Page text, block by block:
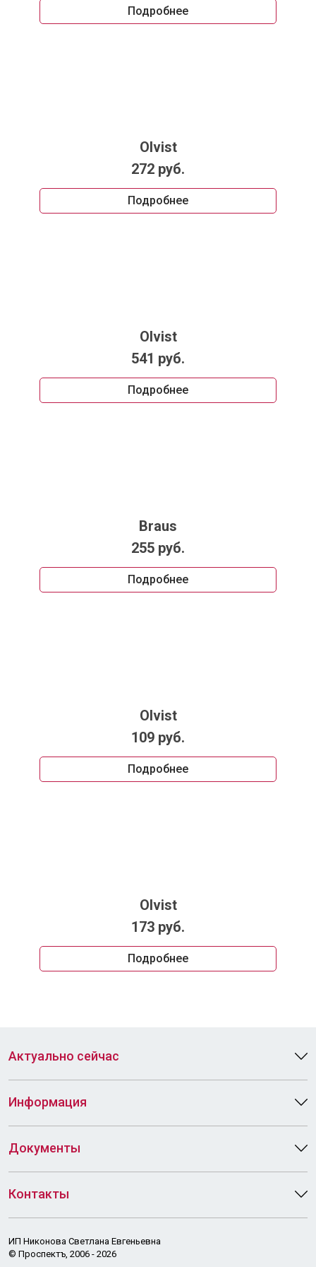
Подробнее
Olvist
272 руб.
Подробнее
Olvist
541 руб.
Подробнее
Braus
255 руб.
Подробнее
Olvist
109 руб.
Подробнее
Olvist
173 руб.
Подробнее
Актуально сейчас
Информация
Документы
Контакты
ИП Никонова Светлана Евгеньевна
© Проспектъ, 2006 - 2026